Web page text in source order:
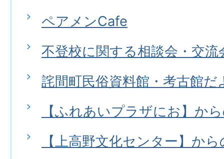
ペアメンCafe
不登校に関する相談会・交流
詫間町民俗資料館・考古館だ
【ふれあいプラザにお】か
【上高野文化センター】か